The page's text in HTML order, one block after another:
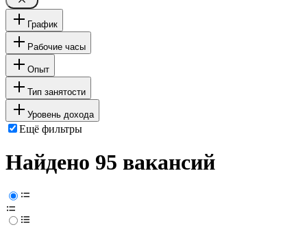
График
Рабочие часы
Опыт
Тип занятости
Уровень дохода
Ещё фильтры
Найдено 95 вакансий